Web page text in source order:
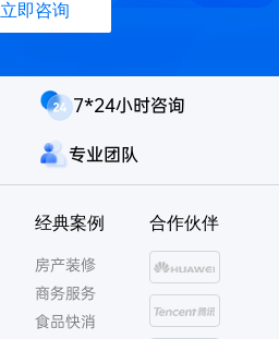
立即咨询
7*24小时咨询
专业团队
经典案例
房产装修
商务服务
食品快消
合作伙伴